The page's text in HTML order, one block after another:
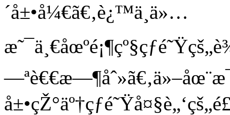
´å±•å¼€ã€‚è¿™ä¸ä»…